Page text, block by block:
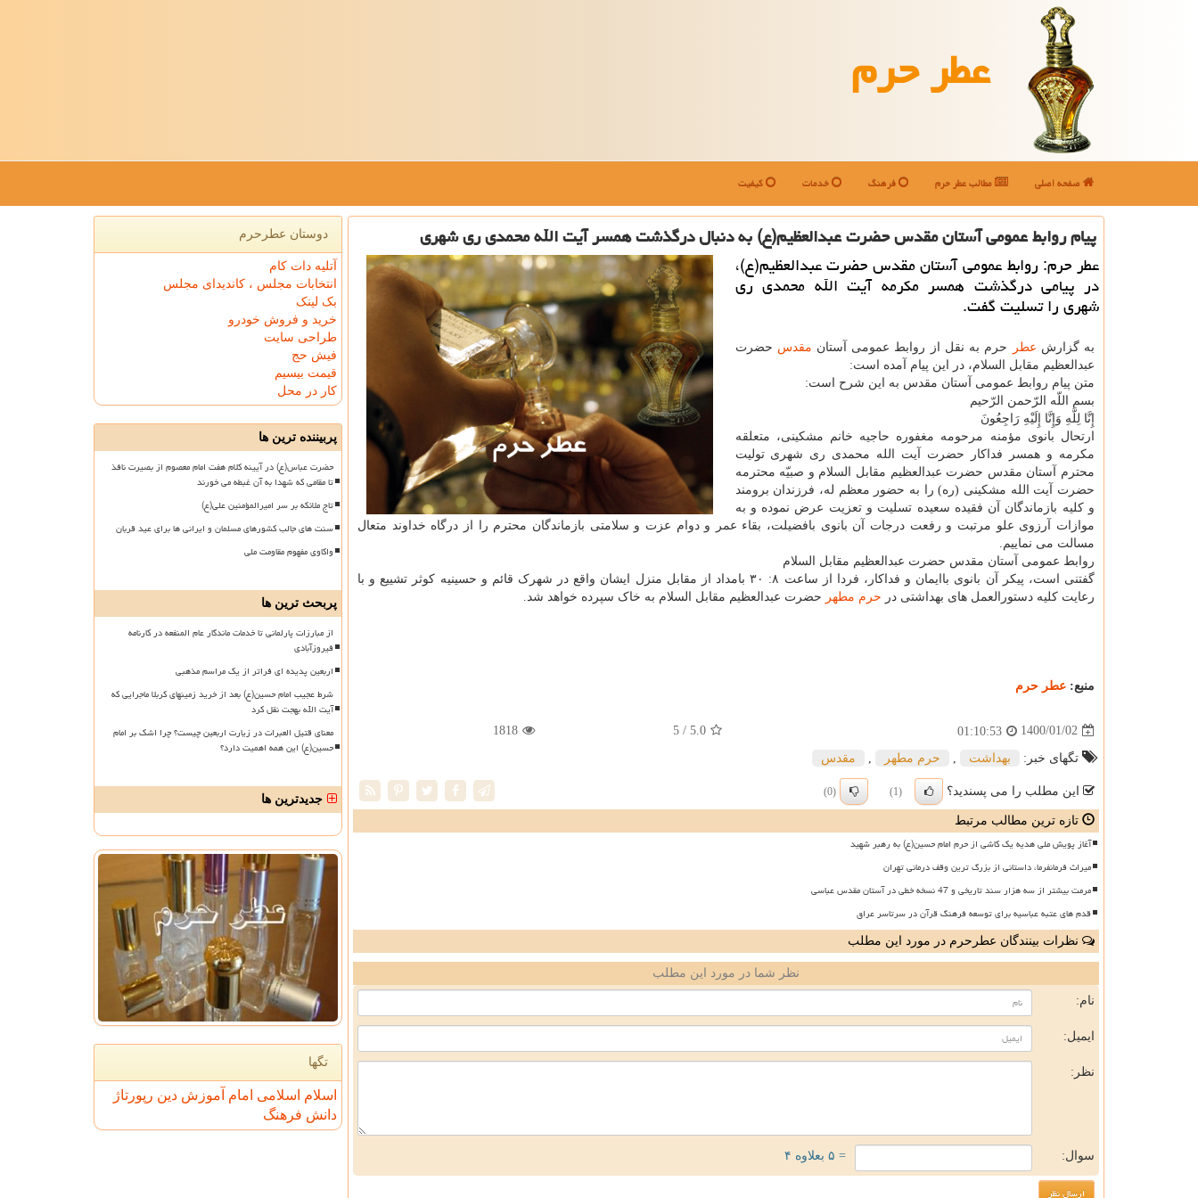
عطر حرم
صفحه اصلی مطالب عطر حرم فرهنگ خدمات کیفیت
پیام روابط عمومی آستان مقدس حضرت عبدالعظیم(ع) به دنبال درگذشت همسر آیت الله محمدی ری شهری
عطر حرم: روابط عمومی آستان مقدس حضرت عبدالعظیم(ع)،
در پیامی درگذشت همسر مکرمه آیت الله محمدی ری
شهری را تسلیت گفت.
به گزارش عطر حرم به نقل از روابط عمومی آستان مقدس حضرت
عبدالعظیم مقابل السلام، در این پیام آمده است:
متن پیام روابط عمومی آستان مقدس به این شرح است:
بسم اللّه الرّحمن الرّحیم
إِنَّا لِلَّهِ وَإِنَّا إِلَیْهِ رَاجِعُونَ
ارتحال بانوی مؤمنه مرحومه مغفوره حاجیه خانم مشکینی، متعلقه
مکرمه و همسر فداکار حضرت آیت الله محمدی ری شهری تولیت
محترم آستان مقدس حضرت عبدالعظیم مقابل السلام و صبیّه محترمه
حضرت آیت الله مشکینی (ره) را به حضور معظم له، فرزندان برومند
و کلیه بازماندگان آن فقیده سعیده تسلیت و تعزیت عرض نموده و به
موازات آرزوی علو مرتبت و رفعت درجات آن بانوی بافضیلت، بقاء عمر و دوام عزت و سلامتی بازماندگان محترم را از درگاه خداوند متعال
مسالت می نماییم.
روابط عمومی آستان مقدس حضرت عبدالعظیم مقابل السلام
گفتنی است، پیکر آن بانوی باایمان و فداکار، فردا از ساعت ۸: ۳۰ بامداد از مقابل منزل ایشان واقع در شهرک قائم و حسینیه کوثر تشییع و با
رعایت کلیه دستورالعمل های بهداشتی در حرم مطهر حضرت عبدالعظیم مقابل السلام به خاک سپرده خواهد شد.
منبع: عطر حرم
1400/01/02
01:10:53
5.0
/ 5
1818
تگهای خبر: بهداشت حرم مطهر مقدس
این مطلب را می پسندید؟ (1)
(0)
تازه ترین مطالب مرتبط
آغاز پویش ملی هدیه یک کاشی از حرم امام حسین(ع) به رهبر شهید
میراث فرمانفرما، داستانی از بزرگ ترین وقف درمانی تهران
مرمت بیشتر از سه هزار سند تاریخی و 47 نسخه خطی در آستان مقدس عباسی
قدم های عتبه عباسیه برای توسعه فرهنگ قرآن در سرتاسر عراق
نظرات بینندگان عطرحرم در مورد این مطلب
نظر شما در مورد این مطلب
نام:
ایمیل:
نظر:
سوال: = ۵ بعلاوه ۴
دوستان عطرحرم
آتلیه دات کام
انتخابات مجلس ، کاندیدای مجلس
بک لینک
خرید و فروش خودرو
طراحی سایت
فیش حج
قیمت بیسیم
کار در محل
پربیننده ترین ها
حضرت عباس(ع) در آیینه کلام هفت امام معصوم از بصیرت نافذ
تا مقامی که شهدا به آن غبطه می خورند
تاج ملائکه بر سر امیرالمؤمنین علی(ع)
سنت های جالب کشورهای مسلمان و ایرانی ها برای عید قربان
واکاوی مفهوم مقاومت ملی
پربحث ترین ها
از مبارزات پارلمانی تا خدمات ماندگار عام المنفعه در کارنامه
فیروزآبادی
اربعین پدیده ای فراتر از یک مراسم مذهبی
شرط عجیب امام حسین(ع) بعد از خرید زمینهای کربلا ماجرایی که
آیت الله بهجت نقل کرد
معنای قتیل العبرات در زیارت اربعین چیست؟ چرا اشک بر امام
حسین(ع) این همه اهمیت دارد؟
جدیدترین ها
تگها
اسلام اسلامی امام آموزش دین رپورتاژ
دانش فرهنگ